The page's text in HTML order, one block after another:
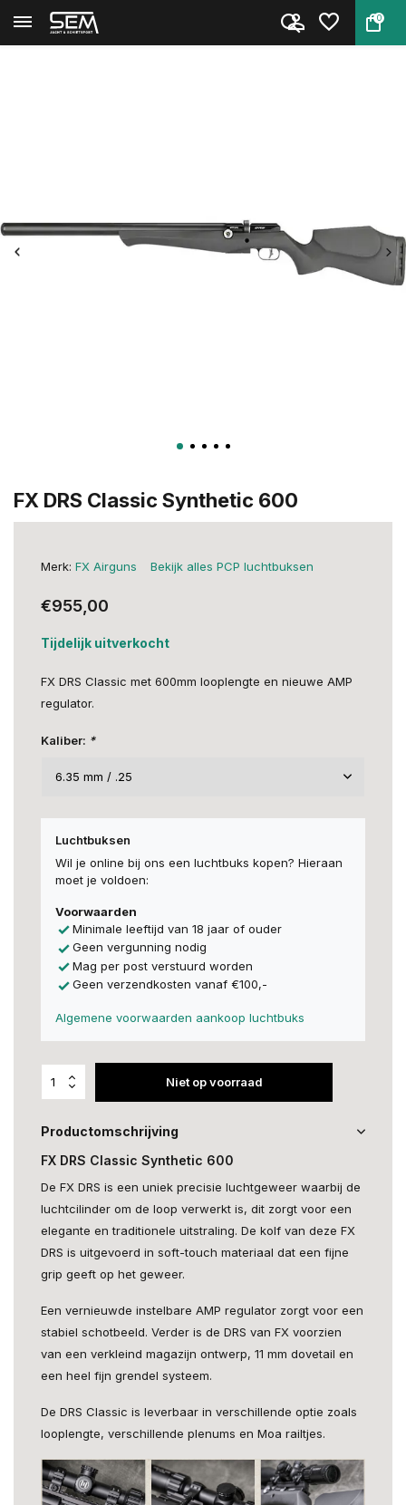
0
Terug Home FX DRS Classic Synthetic 600
FX DRS Classic Synthetic 600
Merk: FX Airguns Bekijk alles PCP luchtbuksen
€955,00
Tijdelijk uitverkocht
FX DRS Classic met 600mm looplengte en nieuwe AMP
regulator.
Kaliber: *
Luchtbuksen
Wil je online bij ons een luchtbuks kopen? Hieraan
moet je voldoen:
Voorwaarden
Minimale leeftijd van 18 jaar of ouder
Geen vergunning nodig
Mag per post verstuurd worden
Geen verzendkosten vanaf €100,-
Algemene voorwaarden aankoop luchtbuks
Niet op voorraad
Productomschrijving
FX DRS Classic Synthetic 600
De FX DRS is een uniek precisie luchtgeweer waarbij de
luchtcilinder om de loop verwerkt is, dit zorgt voor een
elegante en traditionele uitstraling. De kolf van deze FX
DRS is uitgevoerd in soft-touch materiaal dat een fijne
grip geeft op het geweer.
Een vernieuwde instelbare AMP regulator zorgt voor een
stabiel schotbeeld. Verder is de DRS van FX voorzien
van een verkleind magazijn ontwerp, 11 mm dovetail en
een heel fijn grendel systeem.
De DRS Classic is leverbaar in verschillende optie zoals
looplengte, verschillende plenums en Moa railtjes.